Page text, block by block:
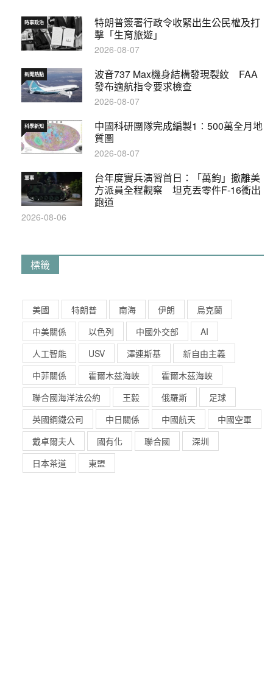
特朗普簽署行政令收緊出生公民權及打
擊「生育旅遊」
時事政治
2026-08-07
波音737 Max機身結構發現裂紋 FAA
發布適航指令要求檢查
新聞熱點
2026-08-07
中國科研團隊完成編製1∶500萬全月地
質圖
科學新知
2026-08-07
台年度實兵演習首日：「萬鈞」撤離美
方派員全程觀察 坦克丟零件F-16衝出
跑道
軍事
2026-08-06
標籤
美國 特朗普 南海 伊朗
烏克蘭
中美關係
以色列 中國外交部
AI
人工智能
USV 澤連斯基
新自由主義
中菲關係
霍爾木兹海峽
霍爾木茲海峽
聯合國海洋法公約
王毅 俄羅斯
足球
英國鋼鐵公司
中日關係 中國航天
中國空軍
戴卓爾夫人
國有化 聯合國
深圳
日本茶道
東盟